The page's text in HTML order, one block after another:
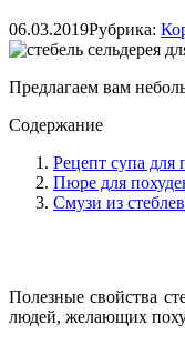
06.03.2019Рубрика:
Предлагаем вам
Содержание
Рецепт супа для
Пюре для
Смузи из
Полезные свойства
людей, желающих